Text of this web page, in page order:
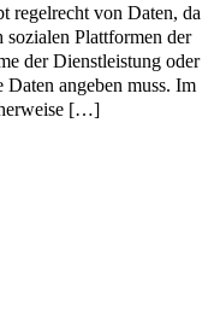
regelrecht von Daten, da
sozialen Plattformen der
der Dienstleistung oder
Daten angeben muss. Im
[…]